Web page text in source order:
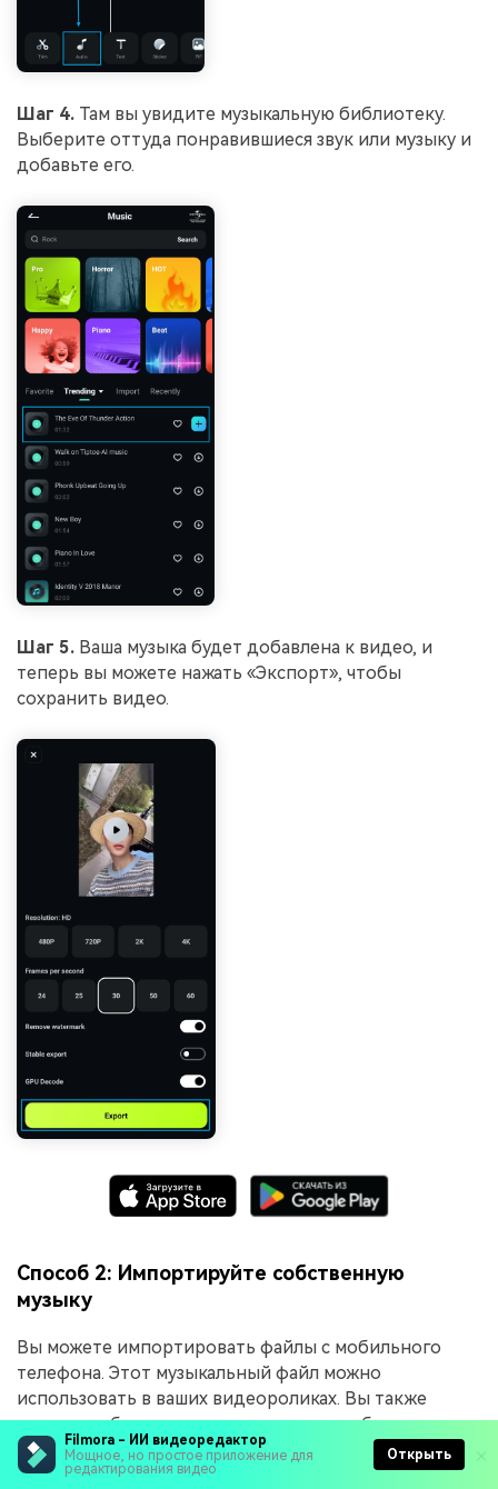
Filmora - ИИ видеоредактор
Мощное, но простое приложение для
редактирования видео
Открыть
Шаг 4. Там вы увидите музыкальную библиотеку.
Выберите оттуда понравившиеся звук или музыку и
добавьте его.
Шаг 5. Ваша музыка будет добавлена к видео, и
теперь вы можете нажать «Экспорт», чтобы
сохранить видео.
Способ 2: Импортируйте собственную
музыку
Вы можете импортировать файлы с мобильного
телефона. Этот музыкальный файл можно
использовать в ваших видеороликах. Вы также
можете добавлять аудио в видео на любом
устройстве Android. Вот как это делается.